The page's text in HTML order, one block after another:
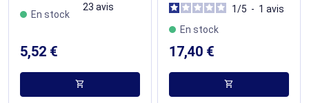
23 avis
En stock
5,52 €
shopping_cart
1/5 - 1 avis
En stock
17,40 €
shopping_cart